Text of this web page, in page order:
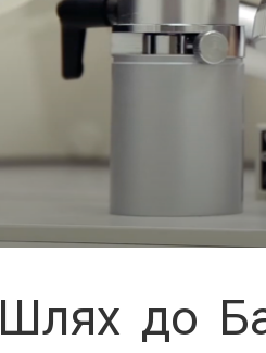
Шлях до